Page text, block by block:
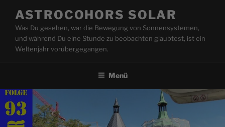
Inhalt
springen
ASTROCOHORS SOLAR
Was Du gesehen, war die Bewegung von Sonnensystemen,
und während Du eine Stunde zu beobachten glaubtest, ist ein
Weltenjahr vorübergegangen.
Menü